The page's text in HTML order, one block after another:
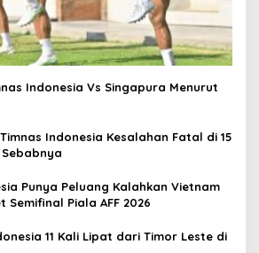
Indonesia Vs Singapura Menurut
Indonesia Kesalahan Fatal di 15
Punya Peluang Kalahkan Vietnam
Semifinal Piala AFF 2026
11 Kali Lipat dari Timor Leste di